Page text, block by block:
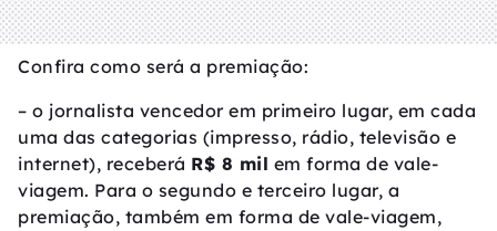
Confira como será a premiação:
– o jornalista vencedor em primeiro lugar, em cada
uma das categorias (impresso, rádio, televisão e
internet), receberá R$ 8 mil em forma de vale-
viagem. Para o segundo e terceiro lugar, a
premiação, também em forma de vale-viagem,